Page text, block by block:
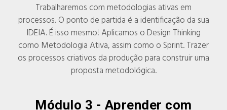
Trabalharemos com metodologias ativas em
processos. O ponto de partida é a identificação da sua
IDEIA. É isso mesmo! Aplicamos o Design Thinking
como Metodologia Ativa, assim como o Sprint. Trazer
os processos criativos da produção para construir uma
proposta metodológica.
Módulo 3 - Aprender com